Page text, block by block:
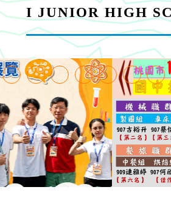
I JUNIOR HIGH
結果(第4招)】
第1學期第9次代
4招)
結果(第12招)】
第1學期第7次代
桃園市115學年